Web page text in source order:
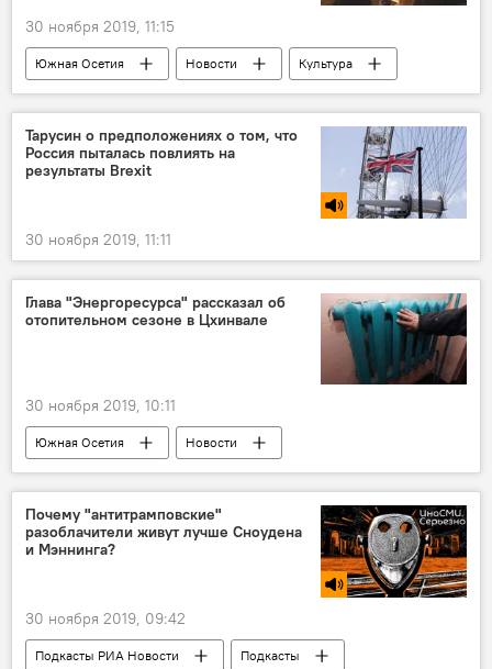
30 ноября 2019, 11:15
Южная Осетия Новости Культура
Тарусин о предположениях о том, что
Россия пыталась повлиять на
результаты Brexit
30 ноября 2019, 11:11
Глава "Энергоресурса" рассказал об
отопительном сезоне в Цхинвале
30 ноября 2019, 10:11
Южная Осетия Новости
Почему "антитрамповские"
разоблачители живут лучше Сноудена
и Мэннинга?
30 ноября 2019, 09:42
Подкасты РИА Новости
Подкасты